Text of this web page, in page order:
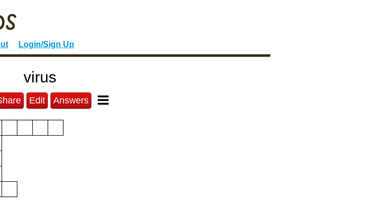
Login/Sign Up
virus
Edit Answers